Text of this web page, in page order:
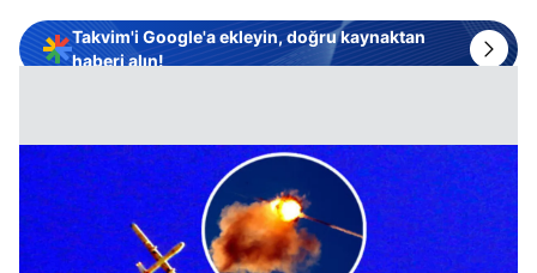
Takvim'i Google'a ekleyin, doğru kaynaktan
haberi alın!